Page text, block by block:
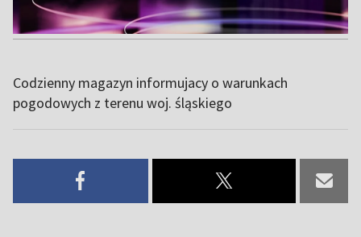
Codzienny magazyn informujacy o warunkach
pogodowych z terenu woj. śląskiego